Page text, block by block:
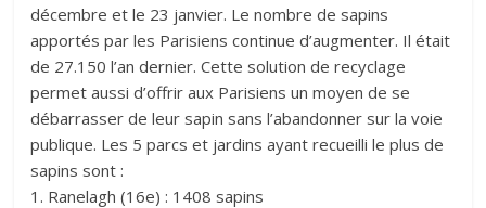
décembre et le 23 janvier. Le nombre de sapins
apportés par les Parisiens continue d’augmenter. Il était
de 27.150 l’an dernier. Cette solution de recyclage
permet aussi d’offrir aux Parisiens un moyen de se
débarrasser de leur sapin sans l’abandonner sur la voie
publique. Les 5 parcs et jardins ayant recueilli le plus de
sapins sont :
1. Ranelagh (16e) : 1408 sapins